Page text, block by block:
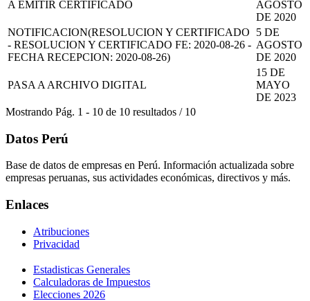
A EMITIR CERTIFICADO
AGOSTO
DE 2020
NOTIFICACION(RESOLUCION Y CERTIFICADO
- RESOLUCION Y CERTIFICADO FE: 2020-08-26 -
FECHA RECEPCION: 2020-08-26)
5 DE
AGOSTO
DE 2020
PASA A ARCHIVO DIGITAL
15 DE
MAYO
DE 2023
Mostrando Pág. 1 - 10 de 10 resultados / 10
Datos Perú
Base de datos de empresas en Perú. Información actualizada sobre
empresas peruanas, sus actividades económicas, directivos y más.
Enlaces
Atribuciones
Privacidad
Estadisticas Generales
Calculadoras de Impuestos
Elecciones 2026